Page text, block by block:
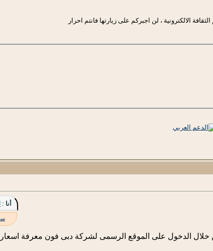
الالكترونية ، لن اجبركم على زيارتها فانتم احرار
أنا :
خلال الدخول على الموقع الرسمى لشركة دبى فون معرفة